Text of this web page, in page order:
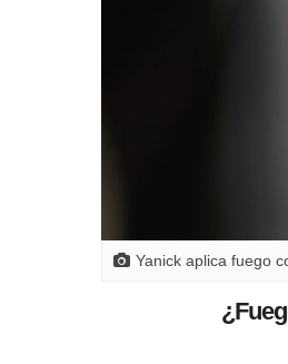
Yanick aplica fuego